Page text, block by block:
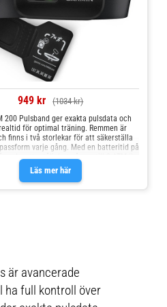
949 kr (1034 kr)
Läs mer här
200 Pulsband ger exakta pulsdata och
för optimal träning. Remmen är
finns i två storlekar för att säkerställa
varje gång. Med en batteritid på
för långvarig och intensi
är avancerade
ha full kontroll över